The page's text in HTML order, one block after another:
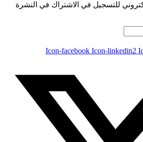
للتسجيل في الاشتراك في النشرة
Icon-facebook Icon-linkedin2